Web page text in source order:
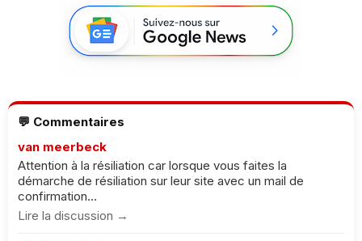
💬 Commentaires
van meerbeck
Attention à la résiliation car lorsque vous faites la
démarche de résiliation sur leur site avec un mail de
confirmation...
Lire la discussion →